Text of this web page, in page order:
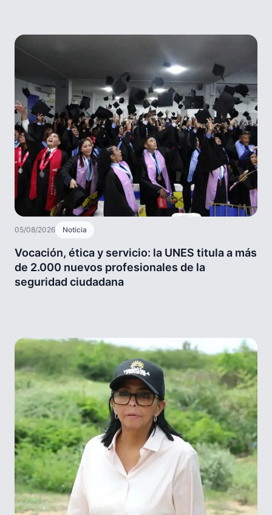
05/08/2026 Noticia
Vocación, ética y servicio: la UNES titula a más
de 2.000 nuevos profesionales de la
seguridad ciudadana